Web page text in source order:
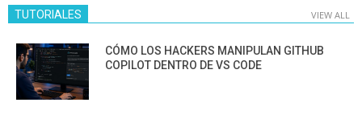
TUTORIALES VIEW ALL
CÓMO LOS HACKERS MANIPULAN GITHUB
COPILOT DENTRO DE VS CODE